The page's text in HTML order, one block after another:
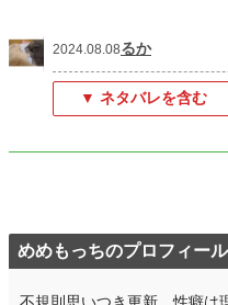
2024.08.08るか
▼ ネタバレを含む
めめもっちのプロフィール